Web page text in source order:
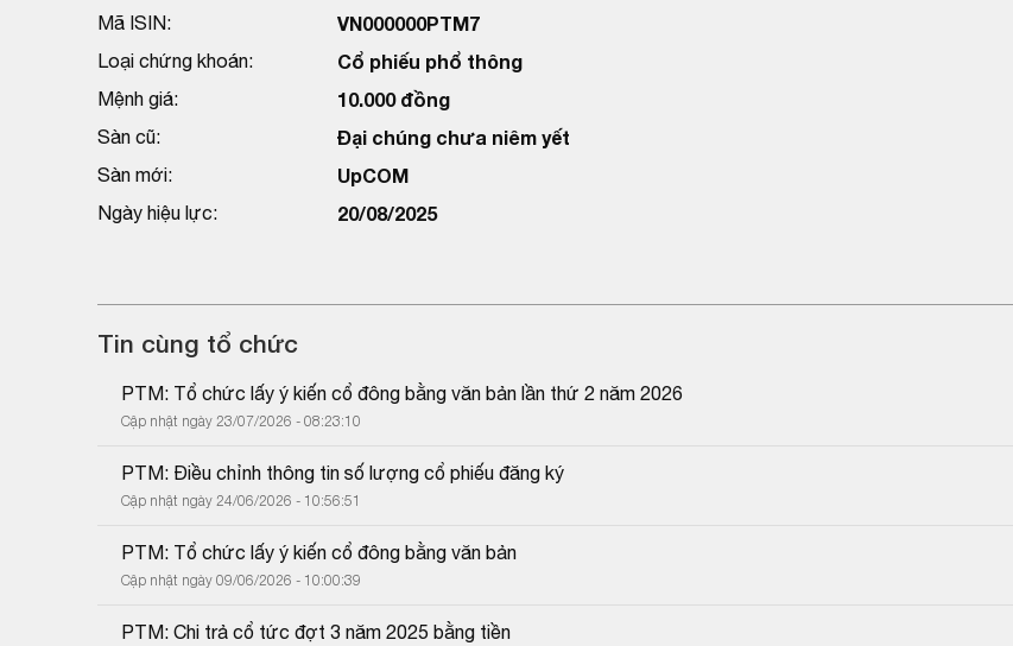
Mã ISIN: VN000000PTM7
Loại chứng khoán: Cổ phiếu phổ thông
Mệnh giá: 10.000 đồng
Sàn cũ: Đại chúng chưa niêm yết
Sàn mới: UpCOM
Ngày hiệu lực: 20/08/2025
Tin cùng tổ chức
PTM: Tổ chức lấy ý kiến cổ đông bằng văn bản lần thứ 2 năm 2026
Cập nhật ngày 23/07/2026 - 08:23:10
PTM: Điều chỉnh thông tin số lượng cổ phiếu đăng ký
Cập nhật ngày 24/06/2026 - 10:56:51
PTM: Tổ chức lấy ý kiến cổ đông bằng văn bản
Cập nhật ngày 09/06/2026 - 10:00:39
PTM: Chi trả cổ tức đợt 3 năm 2025 bằng tiền